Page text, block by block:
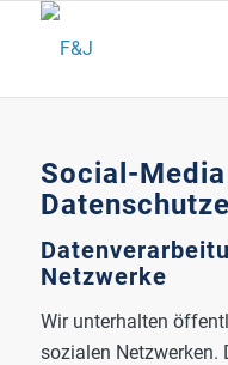
Social-Media
Netzwerke
Wir unterhalten
sozialen Netzwerken.